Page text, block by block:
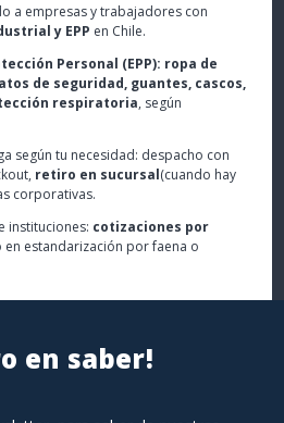
a empresas y trabajadores con
y EPP en Chile.
Personal (EPP): ropa de
de seguridad, guantes, cascos,
respiratoria, según
según tu necesidad: despacho con
retiro en sucursal(cuando hay
corporativas.
instituciones: cotizaciones por
en estandarización por faena o
en saber!